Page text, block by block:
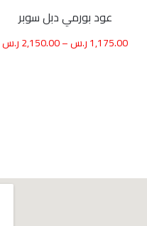
عود بورمي دبل سوبر
1,175.00ر.س–
2,150.00ر.س